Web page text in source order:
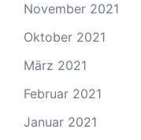
November 2021
Oktober 2021
März 2021
Februar 2021
Januar 2021